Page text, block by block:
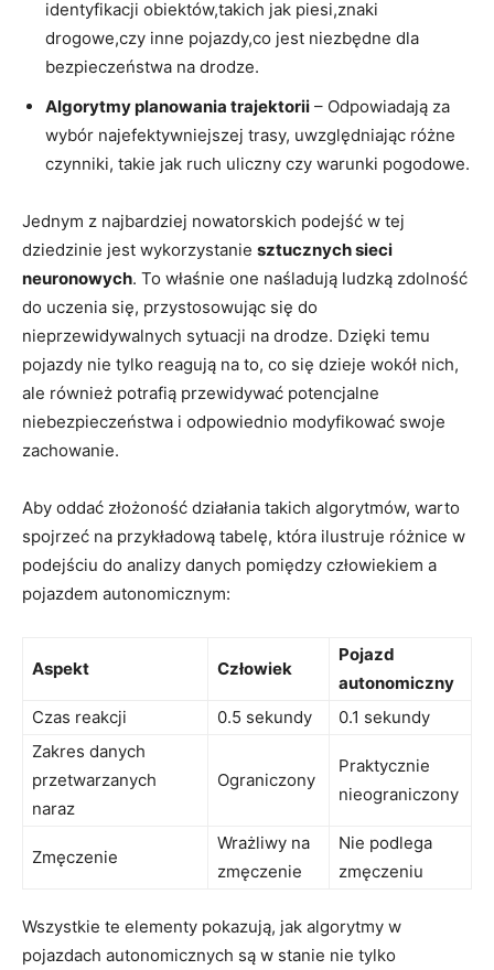
identyfikacji obiektów,takich jak piesi,znaki
drogowe,czy inne pojazdy,co jest⁢ niezbędne dla
bezpieczeństwa na⁤ drodze.
Algorytmy planowania ‌trajektorii – ⁤Odpowiadają‍ za
wybór najefektywniejszej‌ trasy, uwzględniając​ różne
‌czynniki, takie jak ruch ‌uliczny ‌czy ‌warunki pogodowe.
Jednym z ‍najbardziej ⁤nowatorskich podejść w tej ​
dziedzinie jest wykorzystanie⁤ sztucznych sieci
‌neuronowych. To właśnie one naśladują ‌ludzką zdolność
do uczenia się,​ przystosowując się⁢ do
nieprzewidywalnych sytuacji na⁤ drodze.⁤ Dzięki‌ temu
pojazdy nie tylko reagują na to, co się dzieje ‍wokół nich,
ale również potrafią przewidywać potencjalne
niebezpieczeństwa i odpowiednio⁤ modyfikować swoje
zachowanie.
Aby‌ oddać złożoność działania takich​ algorytmów, warto‍
spojrzeć‍ na przykładową tabelę,⁤ która ilustruje różnice w
podejściu do analizy danych pomiędzy człowiekiem ‍a
⁤pojazdem autonomicznym:
Aspekt Człowiek
Pojazd
autonomiczny
Czas⁢ reakcji
0.5 sekundy
0.1 sekundy
Zakres​ danych
przetwarzanych‌
naraz
Ograniczony
Praktycznie
⁣nieograniczony
Zmęczenie
Wrażliwy na
zmęczenie
Nie podlega⁤
zmęczeniu
Wszystkie te ‌elementy pokazują, jak algorytmy⁤ w
pojazdach autonomicznych⁢ są w⁢ stanie nie tylko